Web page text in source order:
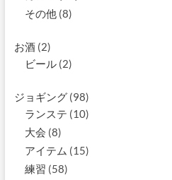
その他(8)
お酒(2)
ビール(2)
ジョギング(98)
ランステ (10)
大会 (8)
アイテム (15)
練習 (58)